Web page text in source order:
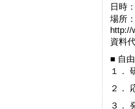
日時
場所
http://
資料
■ 自
１．
２．
３．